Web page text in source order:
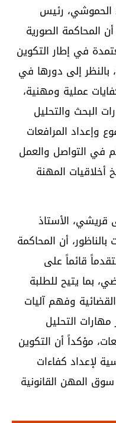
الحموشي، رئيس
المحاكمة الصورية
في إطار التكوين
بالنظر إلى دورها في
عملية ومهنية،
البحث والتحليل
وإعداد المرافعات
في التواصل والعمل
أخلاقيات المهنة
قريشي، الأستاذ
أن المحاكمة
قائماً على
بما يتيح للطلبة
وفهم آليات
التحليل
مؤكداً أن التكوين
لإعداد كفاءات
المهن القانونية